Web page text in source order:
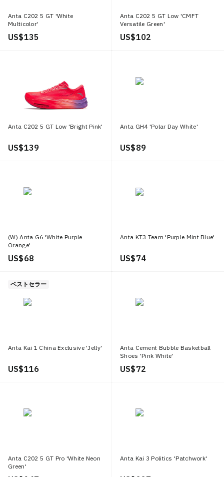
Anta C202 5 GT 'White
Multicolor'
US$ 135
Anta C202 5 GT Low 'CMFT
Versatile Green'
US$ 102
Anta C202 5 GT Low 'Bright Pink'
US$ 139
Anta GH4 'Polar Day White'
US$ 89
(W) Anta G6 'White Purple
Orange'
US$ 68
Anta KT3 Team 'Purple Mint Blue'
US$ 74
ベストセラー
Anta Kai 1 China Exclusive 'Jelly'
US$ 116
Anta Cement Bubble Basketball
Shoes 'Pink White'
US$ 72
Anta C202 5 GT Pro 'White Neon
Green'
Anta Kai 3 Politics 'Patchwork'